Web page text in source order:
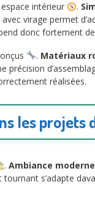
intérieur .
virage permet
donc fortement
. Matériaux
réalisées.
les projets
. Ambiance moderne
s’adapte